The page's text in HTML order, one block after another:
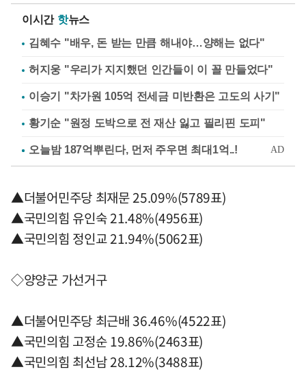
이시간 핫뉴스
김혜수 "배우, 돈 받는 만큼 해내야…양해는 없다"
허지웅 "우리가 지지했던 인간들이 이 꼴 만들었다"
이승기 "차가원 105억 전세금 미반환은 고도의 사기"
황기순 "원정 도박으로 전 재산 잃고 필리핀 도피"
▲더불어민주당 최재문 25.09%(5789표)
▲국민의힘 유인숙 21.48%(4956표)
▲국민의힘 정인교 21.94%(5062표)
◇양양군 가선거구
▲더불어민주당 최근배 36.46%(4522표)
▲국민의힘 고정순 19.86%(2463표)
▲국민의힘 최선남 28.12%(3488표)